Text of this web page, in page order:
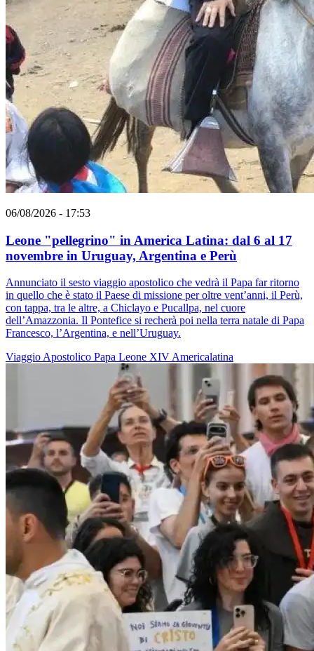
06/08/2026 - 17:53
Leone "pellegrino" in America Latina: dal 6 al 17
novembre in Uruguay, Argentina e Perù
Annunciato il sesto viaggio apostolico che vedrà il Papa far ritorno
in quello che è stato il Paese di missione per oltre vent’anni, il Perù,
con tappa, tra le altre, a Chiclayo e Pucallpa, nel cuore
dell’Amazzonia. Il Pontefice si recherà poi nella terra natale di Papa
Francesco, l’Argentina, e nell’Uruguay.
Viaggio Apostolico Papa Leone XIV Americalatina